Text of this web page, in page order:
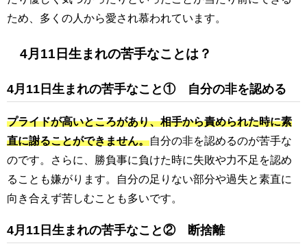
ため、多くの人から愛され慕われています。
4月11日生まれの苦手なことは？
4月11日生まれの苦手なこと① 自分の非を認める
プライドが高いところがあり、相手から責められた時に素
直に謝ることができません。自分の非を認めるのが苦手な
のです。さらに、勝負事に負けた時に失敗や力不足を認め
ることも嫌がります。自分の足りない部分や過失と素直に
向き合えず苦しむことも多いです。
4月11日生まれの苦手なこと② 断捨離